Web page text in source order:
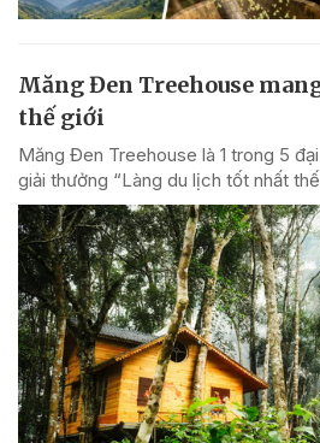
Măng Đen Treehouse
thế giới
Măng Đen Treehouse là 1 trong 5
giải thưởng “Làng du lịch tốt nhất